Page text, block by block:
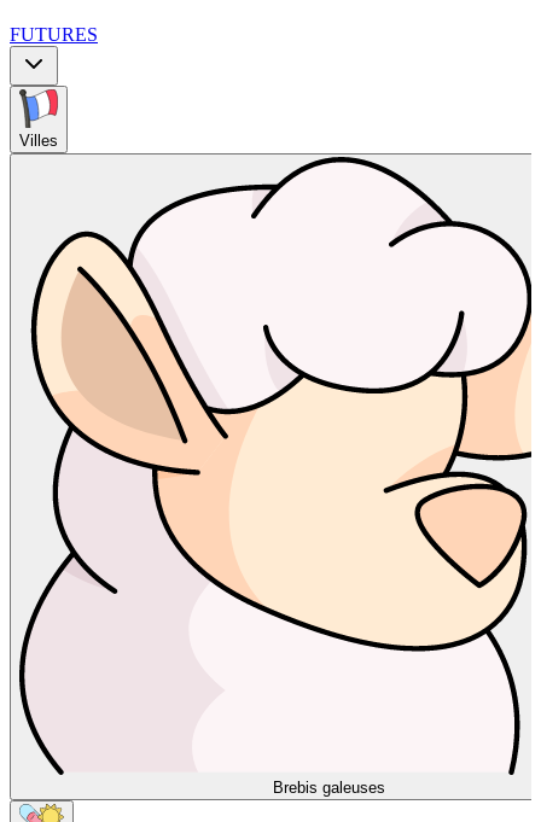
FUTURES
Villes
Brebis galeuses